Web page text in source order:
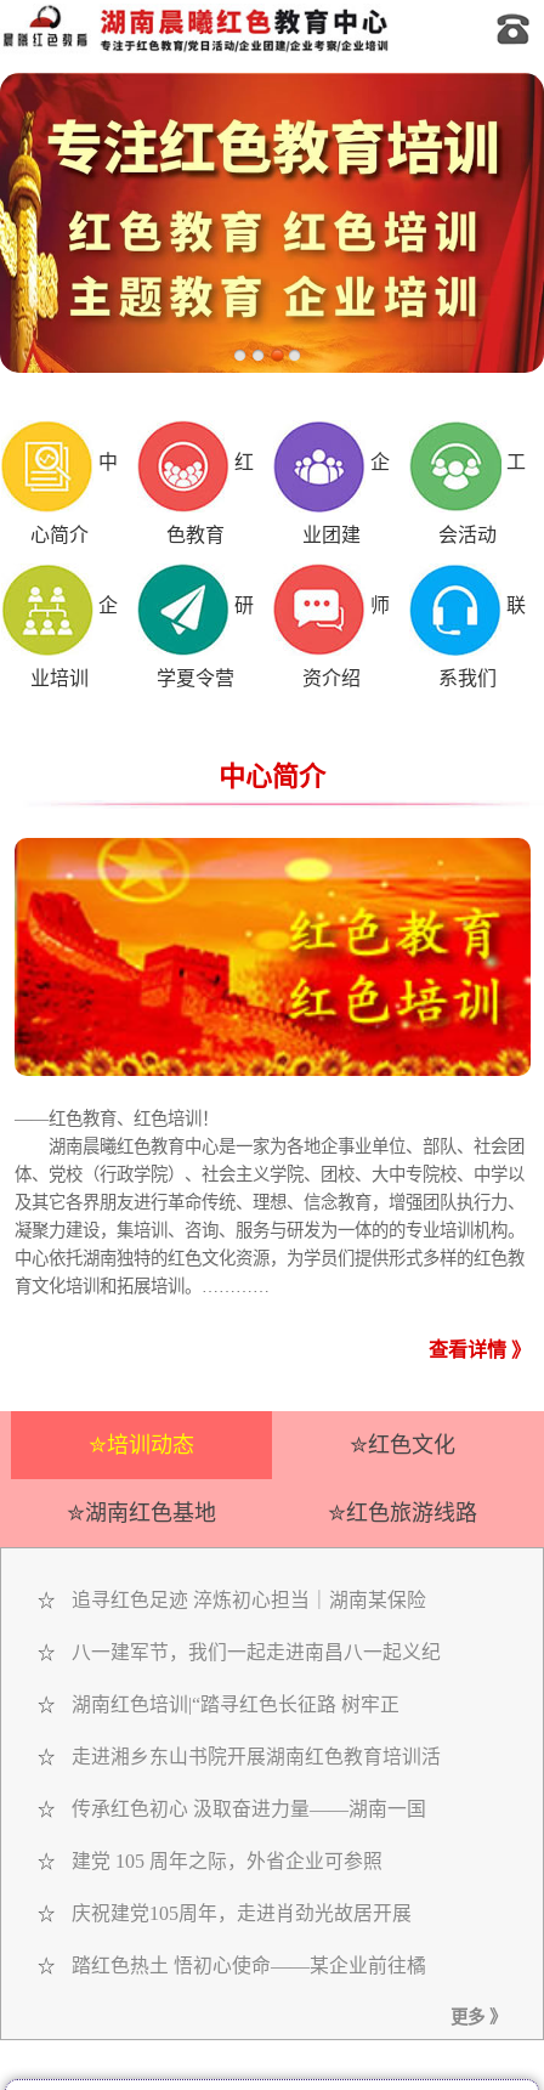
中
心简介
红
色教育
企
业团建
工
会活动
企
业培训
研
学夏令营
师
资介绍
联
系我们
中心简介
——红色教育、红色培训！
湖南晨曦红色教育中心是一家为各地企事业单位、部队、社会团
体、党校（行政学院）、社会主义学院、团校、大中专院校、中学以
及其它各界朋友进行革命传统、理想、信念教育，增强团队执行力、
凝聚力建设，集培训、咨询、服务与研发为一体的的专业培训机构。
中心依托湖南独特的红色文化资源，为学员们提供形式多样的红色教
育文化培训和拓展培训。…………
查看详情 》
✮培训动态 ✮红色文化
✮湖南红色基地 ✮红色旅游线路
☆ 追寻红色足迹 淬炼初心担当｜湖南某保险
☆ 八一建军节，我们一起走进南昌八一起义纪
☆ 湖南红色培训|“踏寻红色长征路 树牢正
☆ 走进湘乡东山书院开展湖南红色教育培训活
☆ 传承红色初心 汲取奋进力量——湖南一国
☆ 建党 105 周年之际，外省企业可参照
☆ 庆祝建党105周年，走进肖劲光故居开展
☆ 踏红色热土 悟初心使命——某企业前往橘
更多 》